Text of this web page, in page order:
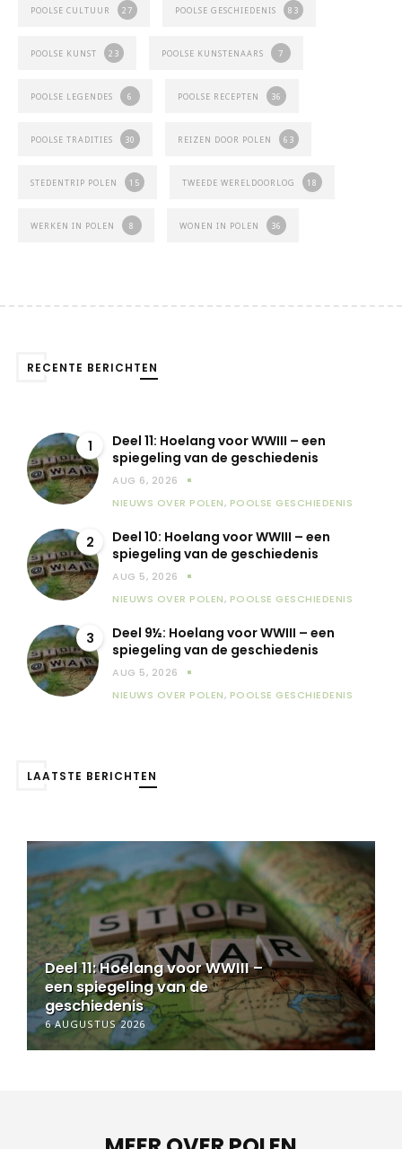
POOLSE CULTUUR 27 POOLSE GESCHIEDENIS 83
POOLSE KUNST 23 POOLSE KUNSTENAARS 7
POOLSE LEGENDES 6 POOLSE RECEPTEN 36
POOLSE TRADITIES 30 REIZEN DOOR POLEN 63
STEDENTRIP POLEN 15 TWEEDE WERELDOORLOG 18
WERKEN IN POLEN 8 WONEN IN POLEN 36
RECENTE BERICHTEN
1
Deel 11: Hoelang voor WWIII – een
spiegeling van de geschiedenis
AUG 6, 2026
NIEUWS OVER POLEN, POOLSE GESCHIEDENIS
2
Deel 10: Hoelang voor WWIII – een
spiegeling van de geschiedenis
AUG 5, 2026
NIEUWS OVER POLEN, POOLSE GESCHIEDENIS
3
Deel 9½: Hoelang voor WWIII – een
spiegeling van de geschiedenis
AUG 5, 2026
NIEUWS OVER POLEN, POOLSE GESCHIEDENIS
LAATSTE BERICHTEN
Deel 11: Hoelang voor WWIII –
een spiegeling van de
geschiedenis
6 AUGUSTUS 2026